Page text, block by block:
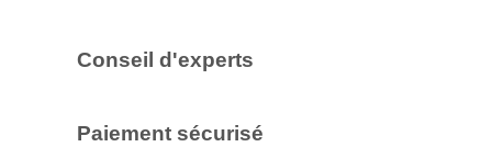
Conseil d'experts
Paiement sécurisé